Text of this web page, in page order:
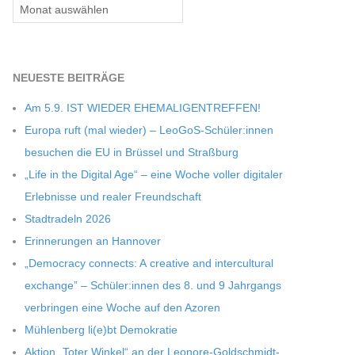
Archiv
NEU­ESTE BEITRÄGE
Am 5.9. IST WIEDER EHEMALIGENTREFFEN!
Europa ruft (mal wie­der) – LeoGoS-Schüler:innen
besu­chen die EU in Brüs­sel und Straßburg
„Life in the Digi­tal Age“ – eine Woche vol­ler digi­ta­ler
Erleb­nisse und rea­ler Freundschaft
Stadt­ra­deln 2026
Erin­ne­run­gen an Hannover
„Demo­cracy con­nects: A crea­tive and inter­cul­tu­ral
exch­ange” – Schüler:innen des 8. und 9 Jahr­gangs
ver­brin­gen eine Woche auf den Azoren
Müh­len­berg li(e)bt Demokratie
Aktion „Toter Win­kel“ an der Leonore-Goldschmidt-